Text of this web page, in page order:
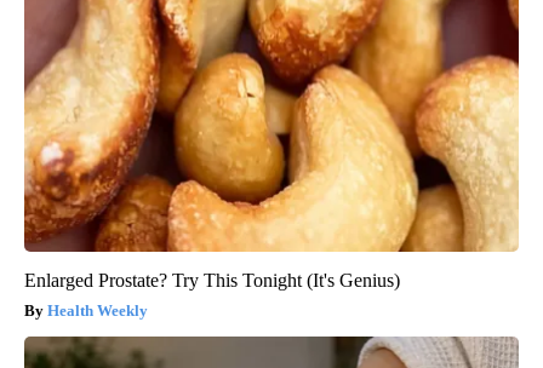
Enlarged Prostate? Try This Tonight (It's Genius)
Health Weekly